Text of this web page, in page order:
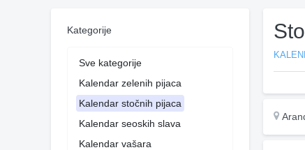
Kategorije
Sve kategorije
Kalendar zelenih pijaca
Kalendar stočnih pijaca
Kalendar seoskih slava
Kalendar vašara